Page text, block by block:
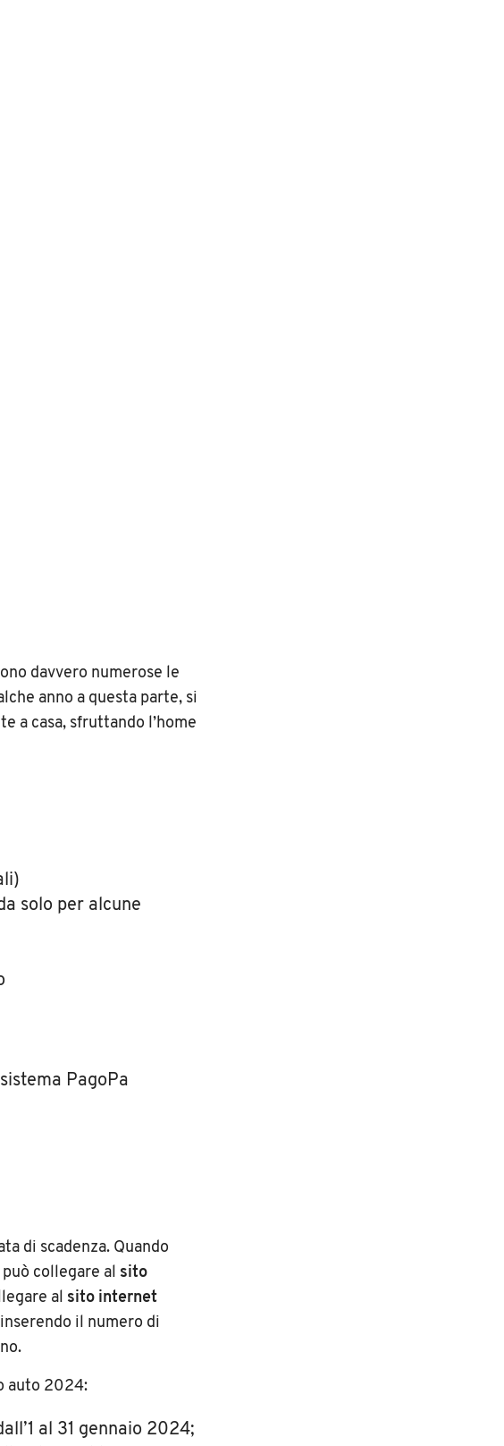
davvero numerose le
anno a questa parte, si
a casa, sfruttando l’home
solo per alcune
PagoPa
di scadenza. Quando
collegare al sito
al sito internet
il numero di
auto 2024:
al 31 gennaio 2024;